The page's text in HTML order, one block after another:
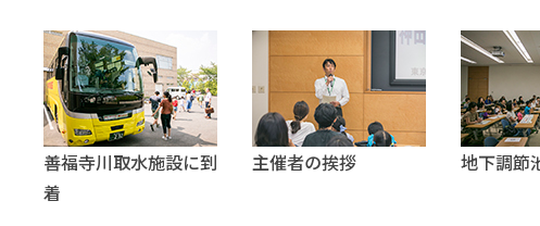
善福寺川取水施設に到
着
主催者の挨拶 地下調節